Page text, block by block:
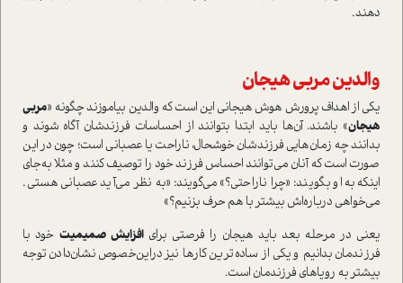
دهند‌.
والدين مربي هيجان
يكي از اهداف پرورش هوش هيجاني اين است كه والدين بياموزند چگونه «مربي
هيجان» باشند. آن‌ها‌ بايد ابتدا بتوانند از احساسات فرزندشان آگاه شوند و
بدانند چه زمان‌هايي فرزندشان خوشحال، ناراحت یا عصباني است‌؛ چون در این
صورت است که آنان می‌توانند احساس فرزند خود را توصيف كنند و مثلا به‌جای
اینکه به او بگویند: «چرا ناراحتي؟» می‌گویند: «به نظر مي‌آيد‌ عصباني هستي.
مي‌خواهي درباره‌اش بيشتر با هم حرف بزنيم؟»
يعني در مرحله بعد بايد هيجان را فرصتي براي افزايش صميميت خود با
فرزندمان‌ بدانیم ‌و يكي از ساده‌ترين كار‌ها نيز دراين‌خصوص نشان‌دادن توجه
بیشتر به رویاهای فرزندمان است.